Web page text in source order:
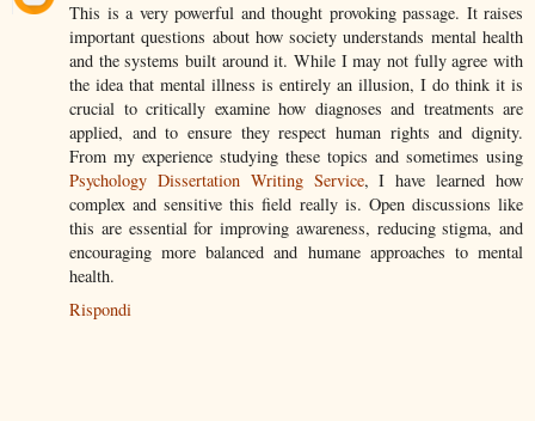
This is a very powerful and thought provoking passage. It raises
important questions about how society understands mental health
and the systems built around it. While I may not fully agree with
the idea that mental illness is entirely an illusion, I do think it is
crucial to critically examine how diagnoses and treatments are
applied, and to ensure they respect human rights and dignity.
From my experience studying these topics and sometimes using
Psychology Dissertation Writing Service, I have learned how
complex and sensitive this field really is. Open discussions like
this are essential for improving awareness, reducing stigma, and
encouraging more balanced and humane approaches to mental
health.
Rispondi